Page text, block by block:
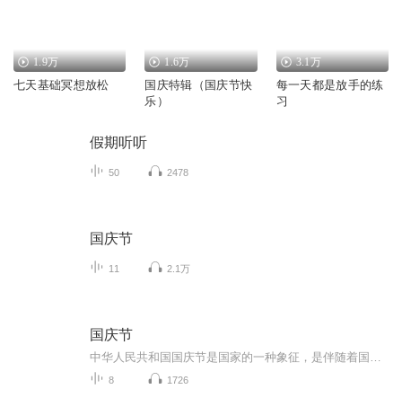
1.9万
七天基础冥想放松
1.6万
国庆特辑（国庆节快
乐）
3.1万
每一天都是放手的练
习
假期听听
50 2478
国庆节
11 2.1万
国庆节
8 1726